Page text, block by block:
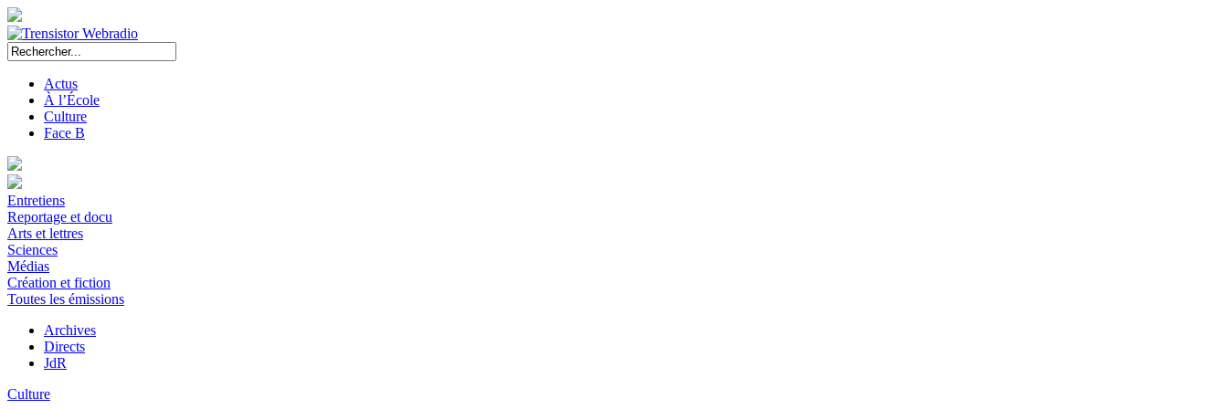
Actus
À l’École
Culture
Face B
Entretiens
Reportage et docu
Arts et lettres
Sciences
Médias
Création et fiction
Toutes les émissions
Archives
Directs
JdR
Culture